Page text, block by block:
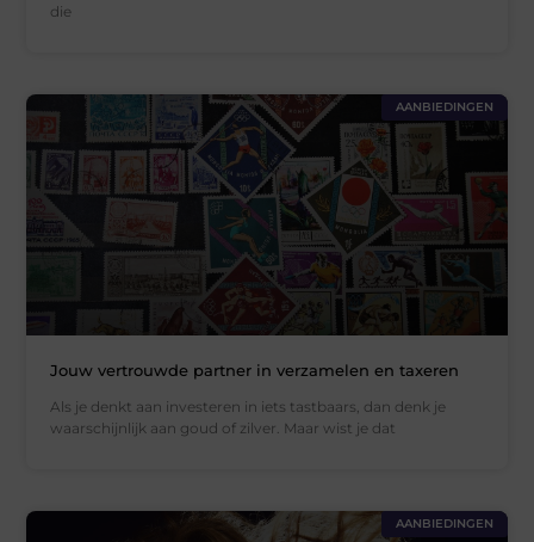
die
AANBIEDINGEN
Jouw vertrouwde partner in verzamelen en taxeren
Als je denkt aan investeren in iets tastbaars, dan denk je
waarschijnlijk aan goud of zilver. Maar wist je dat
AANBIEDINGEN